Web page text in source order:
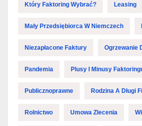
Który Faktoring Wybrać? Leasing
Mały Przedsiębiorca W Niemczech
Niezapłacone Faktury Ogrzewanie
Pandemia Plusy I Minusy
Publicznoprawne Rodzina A Długi
Rolnictwo Umowa Zlecenia